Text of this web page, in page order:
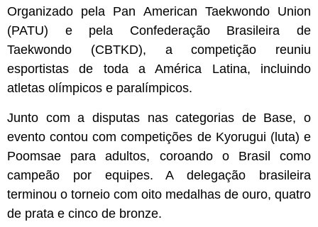
Organizado pela Pan American Taekwondo Union
(PATU) e pela Confederação Brasileira de
Taekwondo (CBTKD), a competição reuniu
esportistas de toda a América Latina, incluindo
atletas olímpicos e paralímpicos.
Junto com a disputas nas categorias de Base, o
evento contou com competições de Kyorugui (luta) e
Poomsae para adultos, coroando o Brasil como
campeão por equipes. A delegação brasileira
terminou o torneio com oito medalhas de ouro, quatro
de prata e cinco de bronze.